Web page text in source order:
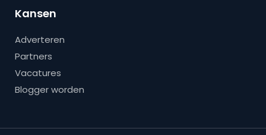
Kansen
Adverteren
Partners
Vacatures
Blogger worden